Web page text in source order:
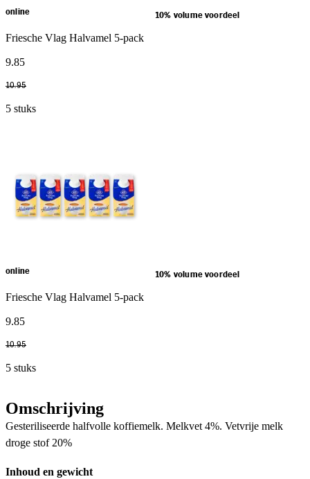
online 10% volume voordeel
Friesche Vlag Halvamel 5-pack
9.85
10.95
5 stuks
online 10% volume voordeel
Friesche Vlag Halvamel 5-pack
9.85
10.95
5 stuks
Omschrijving
Gesteriliseerde halfvolle koffiemelk. Melkvet 4%. Vetvrije melk
droge stof 20%
Inhoud en gewicht